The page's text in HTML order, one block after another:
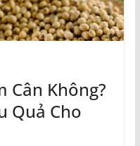
Cân Không?
Quả Cho